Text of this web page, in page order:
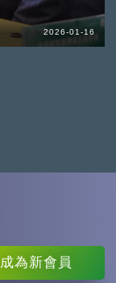
2026-01-16
成為新會員